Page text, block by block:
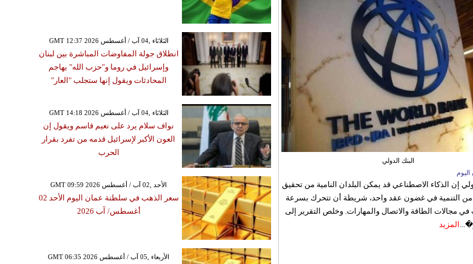
البنك الدولي
إن الذكاء الاصطناعي قد يمكن البلدان النامية من تحقيق
من التنمية في غضون عقد واحد، شريطة أن تتحرك بسرعة
مجالات الطاقة والاتصال والمهارات. وخلص التقرير إلى
المزيد
GMT 12:37 2026 الثلاثاء ,04 آب / أغسطس
انطلاق جولة المفاوضات المباشرة بين لبنان
وإسرائيل في روما و"حزب الله" يهاجم
المحادثات ويقول إنها ستجلب "العار"
GMT 14:18 2026 الثلاثاء ,04 آب / أغسطس
نواف سلام يرد على نعيم قاسم ويقول إن
العون الأكبر لإسرائيل قدمه من تفرد بقرار
الحرب
GMT 09:59 2026 الأحد ,02 آب / أغسطس
سعر الذهب في سلطنة عمان اليوم الأحد 02
أغسطس/ آب 2026
GMT 06:35 2026 الأربعاء ,05 آب / أغسطس